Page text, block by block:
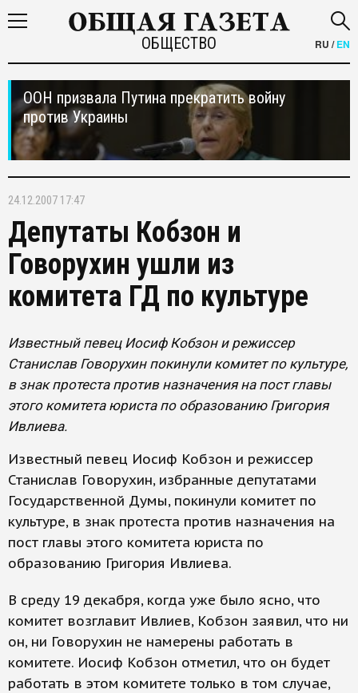
ОБЩЕСТВО RU /EN
ООН призвала Путина прекратить войну
против Украины
24.12.2007 17:47
Депутаты Кобзон и
Говорухин ушли из
комитета ГД по культуре
Известный певец Иосиф Кобзон и режиссер
Станислав Говорухин покинули комитет по культуре,
в знак протеста против назначения на пост главы
этого комитета юриста по образованию Григория
Ивлиева.
Известный певец Иосиф Кобзон и режиссер
Станислав Говорухин, избранные депутатами
Государственной Думы, покинули комитет по
культуре, в знак протеста против назначения на
пост главы этого комитета юриста по
образованию Григория Ивлиева.
В среду 19 декабря, когда уже было ясно, что
комитет возглавит Ивлиев, Кобзон заявил, что ни
он, ни Говорухин не намерены работать в
комитете. Иосиф Кобзон отметил, что он будет
работать в этом комитете только в том случае,